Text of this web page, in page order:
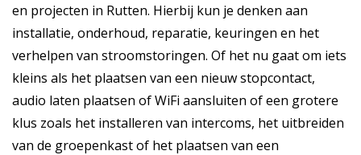
en projecten in Rutten. Hierbij kun je denken aan
installatie, onderhoud, reparatie, keuringen en het
verhelpen van stroomstoringen. Of het nu gaat om iets
kleins als het plaatsen van een nieuw stopcontact,
audio laten plaatsen of WiFi aansluiten of een grotere
klus zoals het installeren van intercoms, het uitbreiden
van de groepenkast of het plaatsen van een